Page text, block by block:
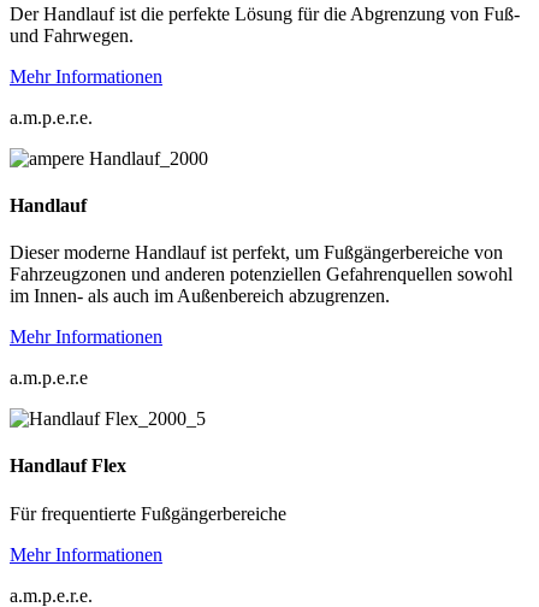
Der Handlauf ist die perfekte Lösung für die Abgrenzung von Fuß-
und Fahrwegen.
Mehr Informationen
a.m.p.e.r.e.
Handlauf
Dieser moderne Handlauf ist perfekt, um Fußgängerbereiche von
Fahrzeugzonen und anderen potenziellen Gefahrenquellen sowohl
im Innen- als auch im Außenbereich abzugrenzen.
Mehr Informationen
a.m.p.e.r.e
Handlauf Flex
Für frequentierte Fußgängerbereiche
Mehr Informationen
a.m.p.e.r.e.